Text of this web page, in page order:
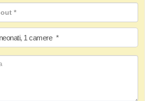
neonati, 1 camere *